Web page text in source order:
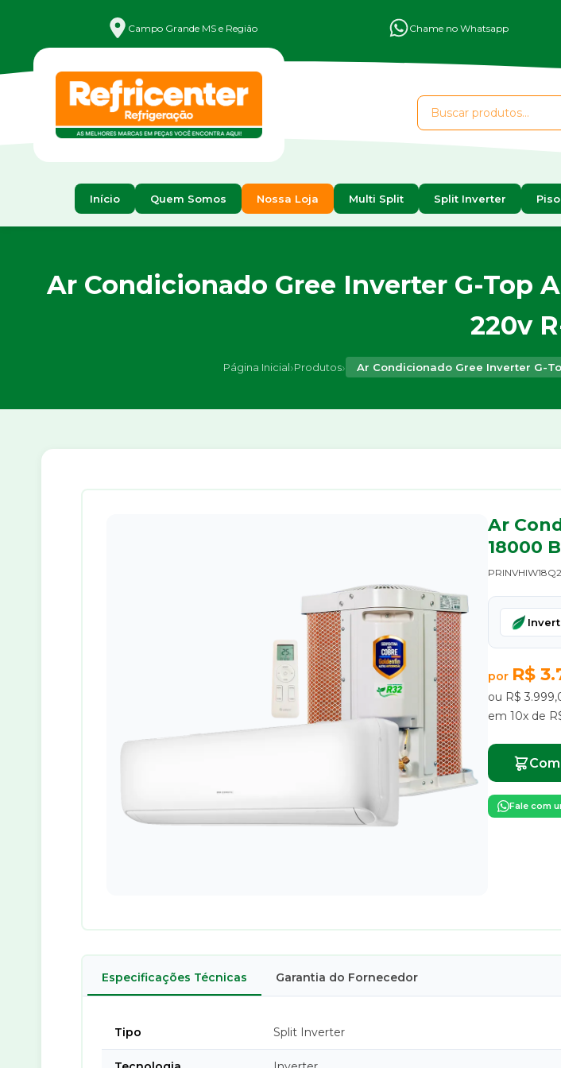
Campo Grande MS e Região Chame no Whatsapp
Início Quem Somos Nossa Loja Multi Split Split Inverter
Ar Condicionado Gree Inverter G-Top
220v
Página Inicial›Produtos› Ar Condicionado Gree Inverter G-
Ar
18000
por R$
ou R$
em 10x de
Fale com
Especificações Técnicas Garantia do Fornecedor
Tipo Split Inverter